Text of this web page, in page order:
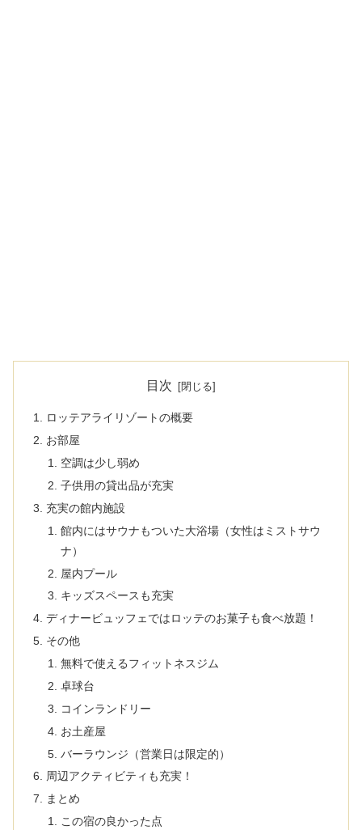
目次
ロッテアライリゾートの概要
お部屋
空調は少し弱め
子供用の貸出品が充実
充実の館内施設
館内にはサウナもついた大浴場（女性はミストサウ
ナ）
屋内プール
キッズスペースも充実
ディナービュッフェではロッテのお菓子も食べ放題！
その他
無料で使えるフィットネスジム
卓球台
コインランドリー
お土産屋
バーラウンジ（営業日は限定的）
周辺アクティビティも充実！
まとめ
この宿の良かった点